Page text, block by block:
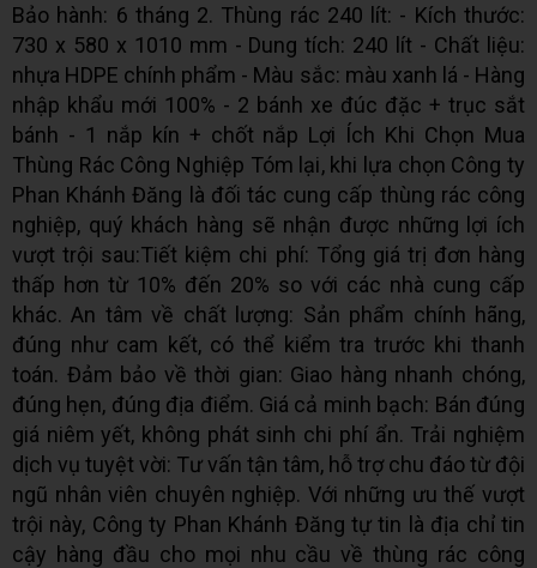
Bảo hành: 6 tháng 2. Thùng rác 240 lít: - Kích thước:
730 x 580 x 1010 mm - Dung tích: 240 lít - Chất liệu:
nhựa HDPE chính phẩm - Màu sắc: màu xanh lá - Hàng
nhập khẩu mới 100% - 2 bánh xe đúc đặc + trục sắt
bánh - 1 nắp kín + chốt nắp Lợi Ích Khi Chọn Mua
Thùng Rác Công Nghiệp Tóm lại, khi lựa chọn Công ty
Phan Khánh Đăng là đối tác cung cấp thùng rác công
nghiệp, quý khách hàng sẽ nhận được những lợi ích
vượt trội sau:Tiết kiệm chi phí: Tổng giá trị đơn hàng
thấp hơn từ 10% đến 20% so với các nhà cung cấp
khác. An tâm về chất lượng: Sản phẩm chính hãng,
đúng như cam kết, có thể kiểm tra trước khi thanh
toán. Đảm bảo về thời gian: Giao hàng nhanh chóng,
đúng hẹn, đúng địa điểm. Giá cả minh bạch: Bán đúng
giá niêm yết, không phát sinh chi phí ẩn. Trải nghiệm
dịch vụ tuyệt vời: Tư vấn tận tâm, hỗ trợ chu đáo từ đội
ngũ nhân viên chuyên nghiệp. Với những ưu thế vượt
trội này, Công ty Phan Khánh Đăng tự tin là địa chỉ tin
cậy hàng đầu cho mọi nhu cầu về thùng rác công